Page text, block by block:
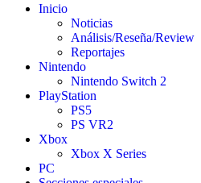
Inicio
Noticias
Análisis/Reseña/Review
Reportajes
Nintendo
Nintendo Switch 2
PlayStation
PS5
PS VR2
Xbox
Xbox X Series
PC